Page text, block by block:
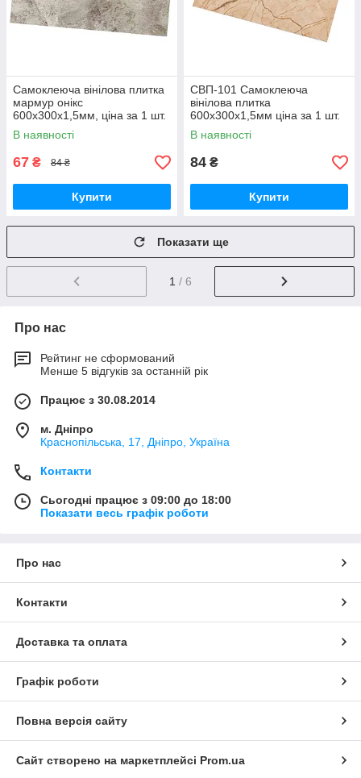
Самоклеюча вінілова плитка
мармур онікс
600х300х1,5мм, ціна за 1 шт.
(СВП-100) Глянець SW-
00000643
В наявності
67 ₴ 84 ₴
Купити
СВП-101 Самоклеюча
вінілова плитка
600х300х1,5мм ціна за 1 шт.
МАТ SW-00003249
В наявності
84 ₴
Купити
Показати ще
1 / 6
Про нас
Рейтинг не сформований
Менше 5 відгуків за останній рік
Працює з 30.08.2014
м. Дніпро
Краснопільська, 17, Дніпро, Україна
Контакти
Сьогодні працює з 09:00 до 18:00
Показати весь графік роботи
Про нас
Контакти
Доставка та оплата
Графік роботи
Повна версія сайту
Сайт створено на маркетплейсі Prom.ua